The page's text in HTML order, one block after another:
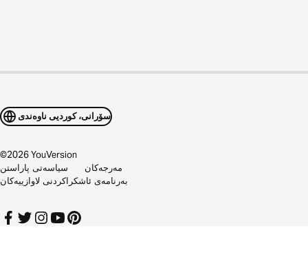
سۆرانی، کوردیی ناوەندی
©2026YouVersion
سیاسەتی پاراستن
مەرجەکان
بەرنامەی ئاشکراکردنی لاوازییەکان